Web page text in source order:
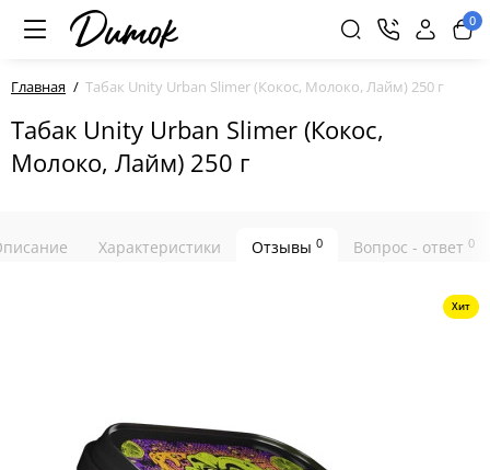
0
Главная Табак Unity Urban Slimer (Кокос, Молоко, Лайм) 250 г
Табак Unity Urban Slimer (Кокос,
Молоко, Лайм) 250 г
Характеристики Отзывы 0 Вопрос - ответ 0
Хит